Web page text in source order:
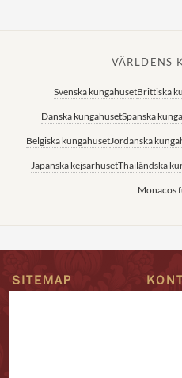
VÄRLDENS
Svenska kungahusetBrittiska
Danska kungahusetSpanska
Belgiska kungahusetJordanska
Japanska kejsarhusetThailändska
Monacos
SITEMAP